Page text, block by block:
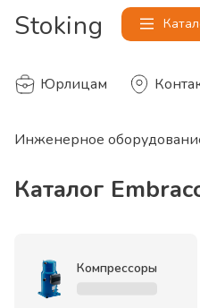
Stoking
Юрлицам
Инженерное
Каталог
Компрессоры